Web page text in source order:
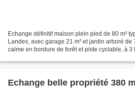
Echange définitif maison plein pied de 80 m²
Landes, avec garage 21 m² et jardin arboré de
calme en bordure de forêt et piste cyclable, à 3
Echange belle propriété 380